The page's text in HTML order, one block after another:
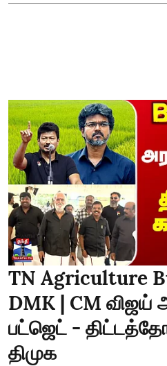
TN Agriculture
DMK | CM
பட்ஜெட் -
திமுக